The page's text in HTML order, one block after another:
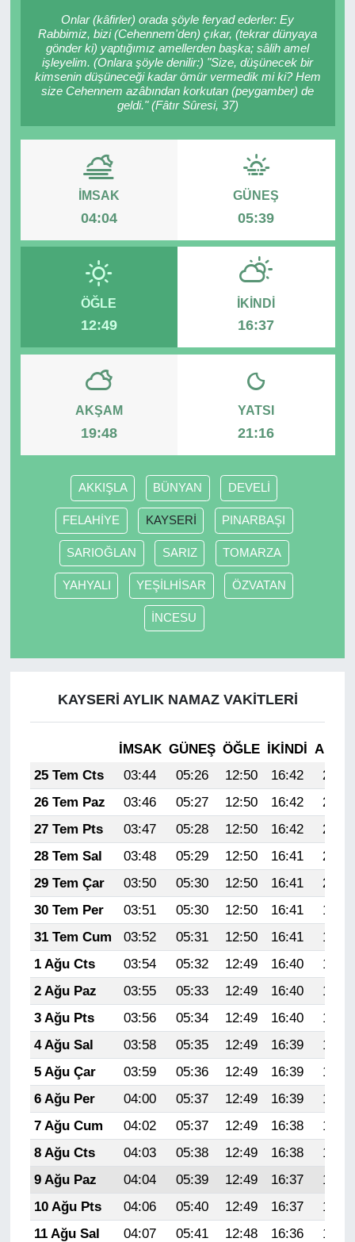
Onlar (kâfirler) orada şöyle feryad ederler: Ey
Rabbimiz, bizi (Cehennem'den) çıkar, (tekrar dünyaya
gönder ki) yaptığımız amellerden başka; sâlih amel
işleyelim. (Onlara şöyle denilir:) "Size, düşünecek bir
kimsenin düşüneceği kadar ömür vermedik mi ki? Hem
size Cehennem azâbından korkutan (peygamber) de
geldi." (Fâtır Sûresi, 37)
İMSAK
04:04
GÜNEŞ
05:39
ÖĞLE
12:49
İKINDI
16:37
AKŞAM
19:48
YATSI
21:16
AKKIŞLA BÜNYAN DEVELİ
FELAHİYE KAYSERİ PINARBAŞI
SARIOĞLAN SARIZ TOMARZA
YAHYALI YEŞİLHİSAR ÖZVATAN
İNCESU
KAYSERİ AYLIK NAMAZ VAKITLERI
İMSAK GÜNEŞ ÖĞLE İKINDI
25 Tem Cts
03:44 05:26 12:50 16:42
20:03
26 Tem Paz
03:46 05:27 12:50 16:42
20:02
27 Tem Pts
03:47 05:28 12:50 16:42
20:01
28 Tem Sal
03:48 05:29 12:50 16:41
20:01
29 Tem Çar
03:50 05:30 12:50 16:41
20:00
30 Tem Per
03:51 05:30 12:50 16:41
19:59
31 Tem Cum
03:52 05:31 12:50 16:41
19:58
1 Ağu Cts
03:54 05:32 12:49 16:40
19:57
2 Ağu Paz
03:55 05:33 12:49 16:40
19:56
3 Ağu Pts
03:56 05:34 12:49 16:40
19:55
4 Ağu Sal
03:58 05:35 12:49 16:39
19:54
5 Ağu Çar
03:59 05:36 12:49 16:39
19:53
6 Ağu Per
04:00 05:37 12:49 16:39
19:52
7 Ağu Cum
04:02 05:37 12:49 16:38
19:50
8 Ağu Cts
04:03 05:38 12:49 16:38
19:49
9 Ağu Paz
04:04 05:39 12:49 16:37
19:48
10 Ağu Pts
04:06 05:40 12:49 16:37
19:47
11 Ağu Sal
04:07 05:41 12:48 16:36
19:46
RESMİ REKLAM